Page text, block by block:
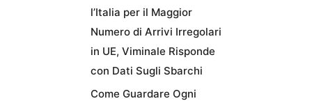
l’Italia per il Maggior
Numero di Arrivi Irregolari
in UE, Viminale Risponde
con Dati Sugli Sbarchi
Come Guardare Ogni